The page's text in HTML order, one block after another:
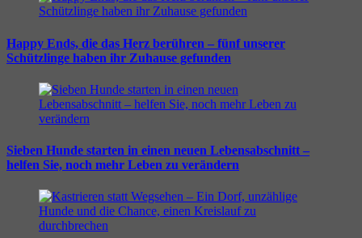
Happy Ends, die das Herz berühren – fünf unserer
Schützlinge haben ihr Zuhause gefunden
Sieben Hunde starten in einen neuen Lebensabschnitt –
helfen Sie, noch mehr Leben zu verändern